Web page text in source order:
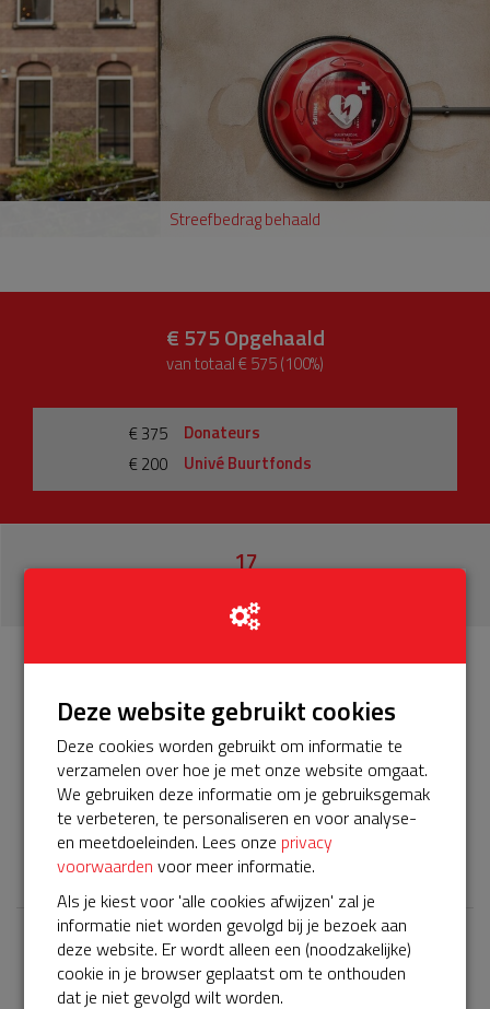
Streefbedrag behaald
€ 575Opgehaald
van totaal € 575 (100%)
€ 375
Donateurs
€ 200
Univé Buurtfonds
17
Het servicepakket van onze BuurtAED verloopt bijna en
moet worden verlengd, zodat onze AED gebruiksklaar
blijft. Help je mee? Doneer voor ons servicepakket!
𝕏
Laatste donaties
Bekijk alle
Deze website gebruikt cookies
Deze cookies worden gebruikt om informatie te
verzamelen over hoe je met onze website omgaat.
We gebruiken deze informatie om je gebruiksgemak
te verbeteren, te personaliseren en voor analyse-
en meetdoeleinden. Lees onze privacy
voorwaarden voor meer informatie.
Als je kiest voor 'alle cookies afwijzen' zal je
informatie niet worden gevolgd bij je bezoek aan
deze website. Er wordt alleen een (noodzakelijke)
cookie in je browser geplaatst om te onthouden
dat je niet gevolgd wilt worden.